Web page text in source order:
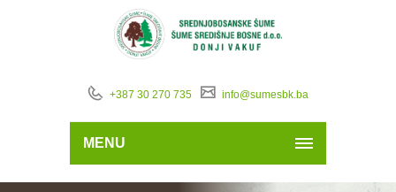
+387 30 270 735 info@sumesbk.ba
MENU